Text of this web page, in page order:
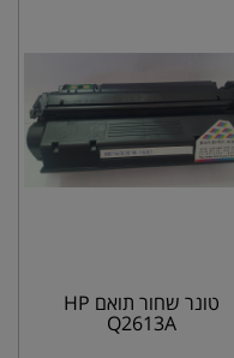
טונר שחור תואם HP
Q2613A